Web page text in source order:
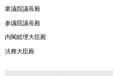
衆議院議長殿
参議院議長殿
内閣総理大臣殿
法務大臣殿